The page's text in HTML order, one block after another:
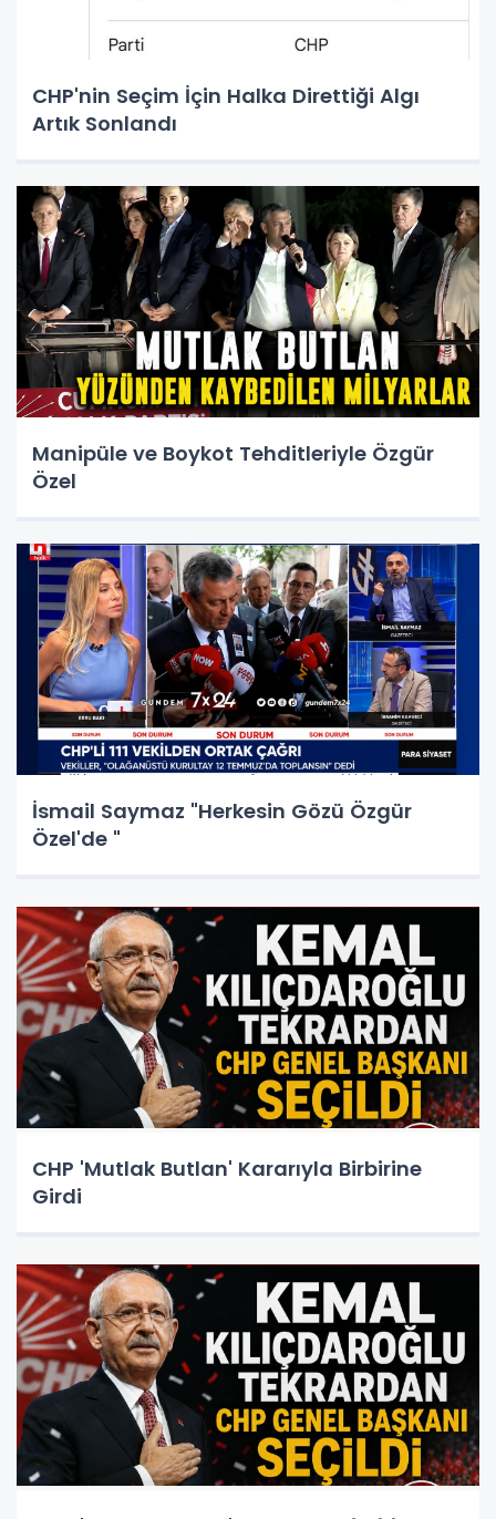
CHP'nin Seçim İçin Halka Direttiği Algı
Artık Sonlandı
Manipüle ve Boykot Tehditleriyle Özgür
Özel
İsmail Saymaz "Herkesin Gözü Özgür
Özel'de "
CHP 'Mutlak Butlan' Kararıyla Birbirine
Girdi